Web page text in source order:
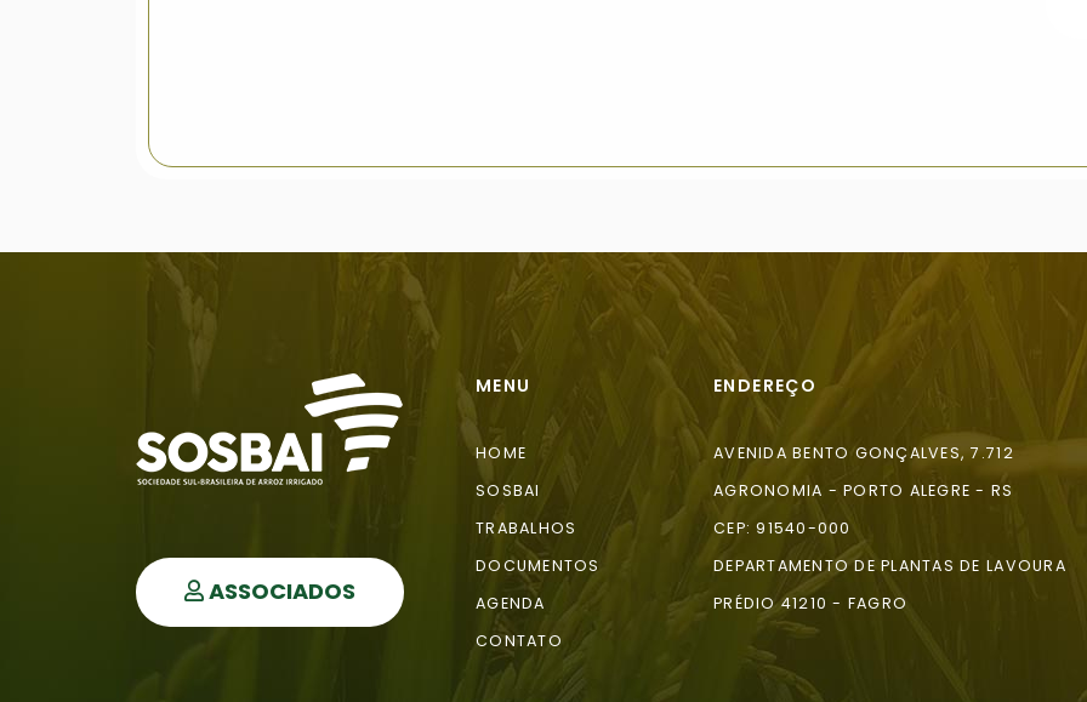
ASSOCIADOS
MENU
HOME
SOSBAI
TRABALHOS
DOCUMENTOS
AGENDA
CONTATO
ENDEREÇO
AVENIDA BENTO GONÇALVES, 7.712
AGRONOMIA - PORTO ALEGRE - RS
CEP: 91540-000
DEPARTAMENTO DE PLANTAS DE LAVOURA
PRÉDIO 41210 - FAGRO